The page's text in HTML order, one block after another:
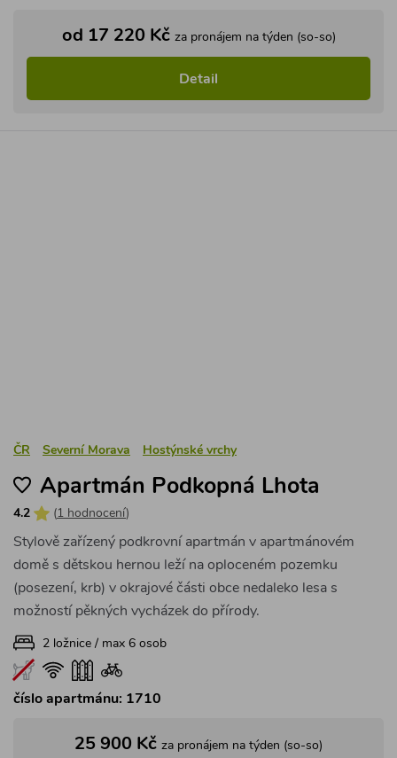
od 17 220 Kč za pronájem na týden (so-so)
Detail
ČR Severní Morava Hostýnské vrchy
Apartmán Podkopná Lhota
4.2 (1 hodnocení)
Stylově zařízený podkrovní apartmán v apartmánovém
domě s dětskou hernou leží na oploceném pozemku
(posezení, krb) v okrajové části obce nedaleko lesa s
možností pěkných vycházek do přírody.
2 ložnice / max 6 osob
číslo apartmánu: 1710
25 900 Kč za pronájem na týden (so-so)